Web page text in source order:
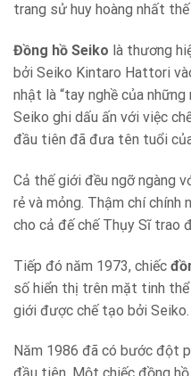
trang sử huy hoàng nhất
Đồng hồ Seiko là thương
bởi Seiko Kintaro Hattori
nhật là “tay nghề của
Seiko ghi dấu ấn với việc
đầu tiên đã đưa tên tuổi
Cả thế giới đều ngỡ ngàng
rẻ và mỏng. Thậm chí chính
cho cả đế chế Thụy Sĩ trao
Tiếp đó năm 1973, chiếc
số hiển thị trên mặt tinh
giới được chế tạo bởi Seiko.
Năm 1986 đã có bước đột